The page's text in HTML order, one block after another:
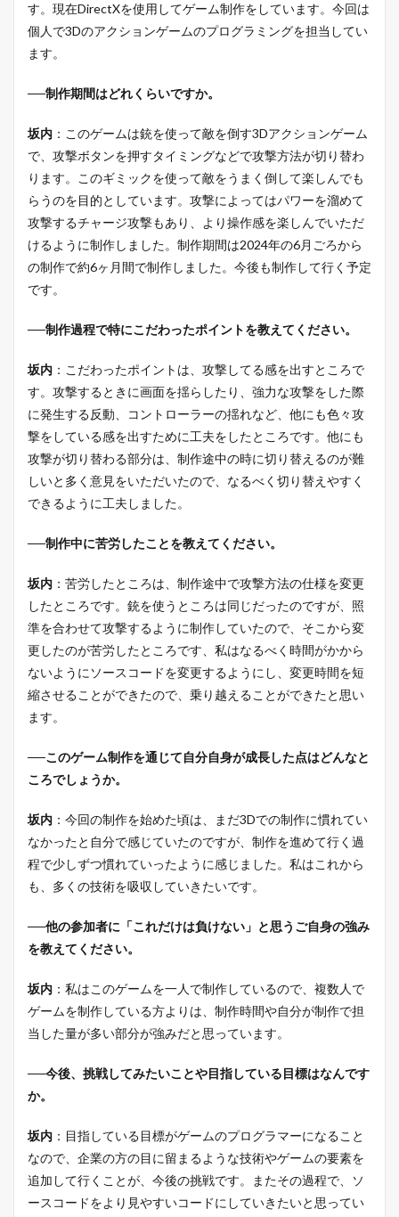
す。現在DirectXを使用してゲーム制作をしています。今回は
個人で3Dのアクションゲームのプログラミングを担当してい
ます。
──制作期間はどれくらいですか。
坂内 ：このゲームは銃を使って敵を倒す3Dアクションゲーム
で、攻撃ボタンを押すタイミングなどで攻撃方法が切り替わ
ります。このギミックを使って敵をうまく倒して楽しんでも
らうのを目的としています。攻撃によってはパワーを溜めて
攻撃するチャージ攻撃もあり、より操作感を楽しんでいただ
けるように制作しました。制作期間は2024年の6月ごろから
の制作で約6ヶ月間で制作しました。今後も制作して行く予定
です。
──制作過程で特にこだわったポイントを教えてください。
坂内 ：こだわったポイントは、攻撃してる感を出すところで
す。攻撃するときに画面を揺らしたり、強力な攻撃をした際
に発生する反動、コントローラーの揺れなど、他にも色々攻
撃をしている感を出すために工夫をしたところです。他にも
攻撃が切り替わる部分は、制作途中の時に切り替えるのが難
しいと多く意見をいただいたので、なるべく切り替えやすく
できるように工夫しました。
──制作中に苦労したことを教えてください。
坂内 ：苦労したところは、制作途中で攻撃方法の仕様を変更
したところです。銃を使うところは同じだったのですが、照
準を合わせて攻撃するように制作していたので、そこから変
更したのが苦労したところです、私はなるべく時間がかから
ないようにソースコードを変更するようにし、変更時間を短
縮させることができたので、乗り越えることができたと思い
ます。
──このゲーム制作を通じて自分自身が成長した点はどんなと
ころでしょうか。
坂内 ：今回の制作を始めた頃は、まだ3Dでの制作に慣れてい
なかったと自分で感じていたのですが、制作を進めて行く過
程で少しずつ慣れていったように感じました。私はこれから
も、多くの技術を吸収していきたいです。
──他の参加者に「これだけは負けない」と思うご自身の強み
を教えてください。
坂内 ：私はこのゲームを一人で制作しているので、複数人で
ゲームを制作している方よりは、制作時間や自分が制作で担
当した量が多い部分が強みだと思っています。
──今後、挑戦してみたいことや目指している目標はなんです
か。
坂内 ：目指している目標がゲームのプログラマーになること
なので、企業の方の目に留まるような技術やゲームの要素を
追加して行くことが、今後の挑戦です。またその過程で、ソ
ースコードをより見やすいコードにしていきたいと思ってい